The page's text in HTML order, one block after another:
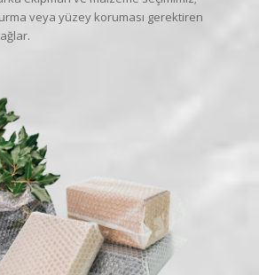
veya yüzey koruması gerektiren